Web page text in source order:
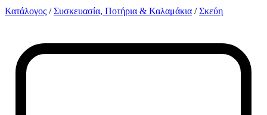
Κατάλογος / Συσκευασία, Ποτήρια & Καλαμάκια / Σκεύη